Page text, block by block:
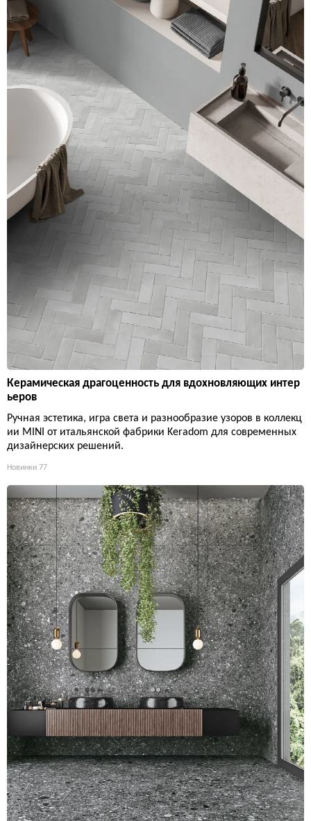
Керамическая драгоценность для вдохновляющих интер
ьеров
Ручная эстетика, игра света и разнообразие узоров в коллекц
ии MINI от итальянской фабрики Keradom для современных
дизайнерских решений.
Новинки 77